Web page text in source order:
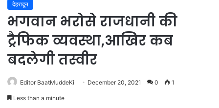
देहरादून
भगवान भरोसे राजधानी की
ट्रैफिक व्यवस्था,आखिर कब
बदलेगी तस्वीर
Editor BaatMuddeKi December 20, 2021 0 1
Less than a minute